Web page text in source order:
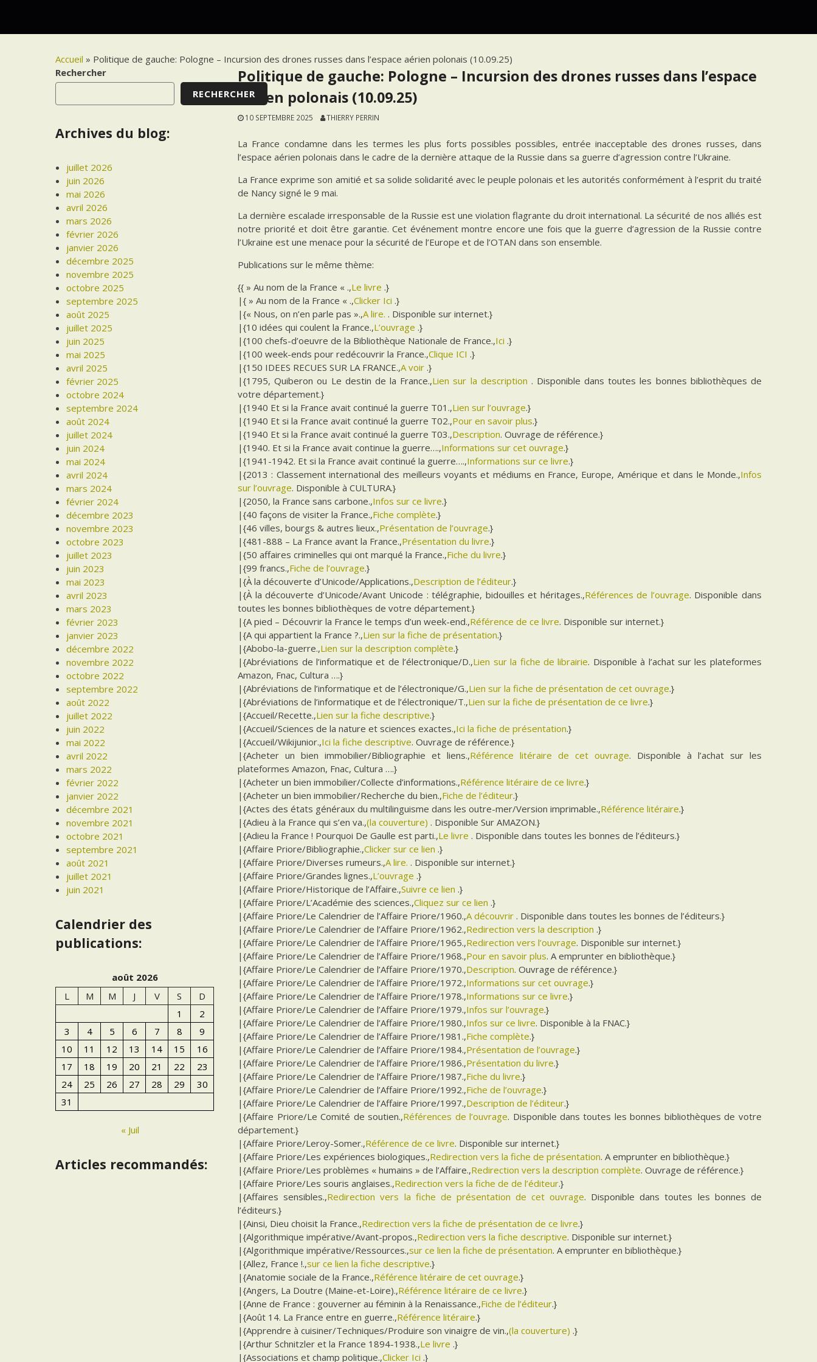
Accueil » Politique de gauche: Pologne – Incursion des drones russes dans l’espace aérien polonais (10.09.25)
Politique de gauche: Pologne – Incursion des drones russes dans l’espace
aérien polonais (10.09.25)
10 SEPTEMBRE 2025 THIERRY PERRIN
La France condamne dans les termes les plus forts possibles possibles, entrée inacceptable des drones russes, dans
l’espace aérien polonais dans le cadre de la dernière attaque de la Russie dans sa guerre d’agression contre l’Ukraine.
La France exprime son amitié et sa solide solidarité avec le peuple polonais et les autorités conformément à l’esprit du traité
de Nancy signé le 9 mai.
La dernière escalade irresponsable de la Russie est une violation flagrante du droit international. La sécurité de nos alliés est
notre priorité et doit être garantie. Cet événement montre encore une fois que la guerre d’agression de la Russie contre
l’Ukraine est une menace pour la sécurité de l’Europe et de l’OTAN dans son ensemble.
Publications sur le même thème:
{{ » Au nom de la France « .,Le livre .}
|{ » Au nom de la France « .,Clicker Ici .}
|{« Nous, on n’en parle pas ».,A lire. . Disponible sur internet.}
|{10 idées qui coulent la France.,L’ouvrage .}
|{100 chefs-d’oeuvre de la Bibliothèque Nationale de France.,Ici .}
|{100 week-ends pour redécouvrir la France.,Clique ICI .}
|{150 IDEES RECUES SUR LA FRANCE.,A voir .}
|{1795, Quiberon ou Le destin de la France.,Lien sur la description . Disponible dans toutes les bonnes bibliothèques de
votre département.}
|{1940 Et si la France avait continué la guerre T01.,Lien sur l’ouvrage.}
|{1940 Et si la France avait continué la guerre T02.,Pour en savoir plus.}
|{1940 Et si la France avait continué la guerre T03.,Description. Ouvrage de référence.}
|{1940. Et si la France avait continue la guerre….,Informations sur cet ouvrage.}
|{1941-1942. Et si la France avait continué la guerre….,Informations sur ce livre.}
|{2013 : Classement international des meilleurs voyants et médiums en France, Europe, Amérique et dans le Monde.,Infos
sur l’ouvrage. Disponible à CULTURA.}
|{2050, la France sans carbone.,Infos sur ce livre.}
|{40 façons de visiter la France.,Fiche complète.}
|{46 villes, bourgs & autres lieux.,Présentation de l’ouvrage.}
|{481-888 – La France avant la France.,Présentation du livre.}
|{50 affaires criminelles qui ont marqué la France.,Fiche du livre.}
|{99 francs.,Fiche de l’ouvrage.}
|{À la découverte d’Unicode/Applications.,Description de l’éditeur.}
|{À la découverte d’Unicode/Avant Unicode : télégraphie, bidouilles et héritages.,Références de l’ouvrage. Disponible dans
toutes les bonnes bibliothèques de votre département.}
|{A pied – Découvrir la France le temps d’un week-end.,Référence de ce livre. Disponible sur internet.}
|{A qui appartient la France ?.,Lien sur la fiche de présentation.}
|{Abobo-la-guerre.,Lien sur la description complète.}
|{Abréviations de l’informatique et de l’électronique/D.,Lien sur la fiche de librairie. Disponible à l’achat sur les plateformes
Amazon, Fnac, Cultura ….}
|{Abréviations de l’informatique et de l’électronique/G.,Lien sur la fiche de présentation de cet ouvrage.}
|{Abréviations de l’informatique et de l’électronique/T.,Lien sur la fiche de présentation de ce livre.}
|{Accueil/Recette.,Lien sur la fiche descriptive.}
|{Accueil/Sciences de la nature et sciences exactes.,Ici la fiche de présentation.}
|{Accueil/Wikijunior.,Ici la fiche descriptive. Ouvrage de référence.}
|{Acheter un bien immobilier/Bibliographie et liens.,Référence litéraire de cet ouvrage. Disponible à l’achat sur les
plateformes Amazon, Fnac, Cultura ….}
|{Acheter un bien immobilier/Collecte d’informations.,Référence litéraire de ce livre.}
|{Acheter un bien immobilier/Recherche du bien.,Fiche de l’éditeur.}
|{Actes des états généraux du multilinguisme dans les outre-mer/Version imprimable.,Référence litéraire.}
|{Adieu à la France qui s’en va.,(la couverture) . Disponible Sur AMAZON.}
|{Adieu la France ! Pourquoi De Gaulle est parti.,Le livre . Disponible dans toutes les bonnes de l’éditeurs.}
|{Affaire Priore/Bibliographie.,Clicker sur ce lien .}
|{Affaire Priore/Diverses rumeurs.,A lire. . Disponible sur internet.}
|{Affaire Priore/Grandes lignes.,L’ouvrage .}
|{Affaire Priore/Historique de l’Affaire.,Suivre ce lien .}
|{Affaire Priore/L’Académie des sciences.,Cliquez sur ce lien .}
|{Affaire Priore/Le Calendrier de l’Affaire Priore/1960.,A découvrir . Disponible dans toutes les bonnes de l’éditeurs.}
|{Affaire Priore/Le Calendrier de l’Affaire Priore/1962.,Redirection vers la description .}
|{Affaire Priore/Le Calendrier de l’Affaire Priore/1965.,Redirection vers l’ouvrage. Disponible sur internet.}
|{Affaire Priore/Le Calendrier de l’Affaire Priore/1968.,Pour en savoir plus. A emprunter en bibliothèque.}
|{Affaire Priore/Le Calendrier de l’Affaire Priore/1970.,Description. Ouvrage de référence.}
|{Affaire Priore/Le Calendrier de l’Affaire Priore/1972.,Informations sur cet ouvrage.}
|{Affaire Priore/Le Calendrier de l’Affaire Priore/1978.,Informations sur ce livre.}
|{Affaire Priore/Le Calendrier de l’Affaire Priore/1979.,Infos sur l’ouvrage.}
|{Affaire Priore/Le Calendrier de l’Affaire Priore/1980.,Infos sur ce livre. Disponible à la FNAC.}
|{Affaire Priore/Le Calendrier de l’Affaire Priore/1981.,Fiche complète.}
|{Affaire Priore/Le Calendrier de l’Affaire Priore/1984.,Présentation de l’ouvrage.}
|{Affaire Priore/Le Calendrier de l’Affaire Priore/1986.,Présentation du livre.}
|{Affaire Priore/Le Calendrier de l’Affaire Priore/1987.,Fiche du livre.}
|{Affaire Priore/Le Calendrier de l’Affaire Priore/1992.,Fiche de l’ouvrage.}
|{Affaire Priore/Le Calendrier de l’Affaire Priore/1997.,Description de l’éditeur.}
|{Affaire Priore/Le Comité de soutien.,Références de l’ouvrage. Disponible dans toutes les bonnes bibliothèques de votre
département.}
|{Affaire Priore/Leroy-Somer.,Référence de ce livre. Disponible sur internet.}
|{Affaire Priore/Les expériences biologiques.,Redirection vers la fiche de présentation. A emprunter en bibliothèque.}
|{Affaire Priore/Les problèmes « humains » de l’Affaire.,Redirection vers la description complète. Ouvrage de référence.}
|{Affaire Priore/Les souris anglaises.,Redirection vers la fiche de de l’éditeur.}
|{Affaires sensibles.,Redirection vers la fiche de présentation de cet ouvrage. Disponible dans toutes les bonnes de
l’éditeurs.}
|{Ainsi, Dieu choisit la France.,Redirection vers la fiche de présentation de ce livre.}
|{Algorithmique impérative/Avant-propos.,Redirection vers la fiche descriptive. Disponible sur internet.}
|{Algorithmique impérative/Ressources.,sur ce lien la fiche de présentation. A emprunter en bibliothèque.}
|{Allez, France !.,sur ce lien la fiche descriptive.}
|{Anatomie sociale de la France.,Référence litéraire de cet ouvrage.}
|{Angers, La Doutre (Maine-et-Loire).,Référence litéraire de ce livre.}
|{Anne de France : gouverner au féminin à la Renaissance.,Fiche de l’éditeur.}
|{Août 14. La France entre en guerre.,Référence litéraire.}
|{Apprendre à cuisiner/Techniques/Produire son vinaigre de vin.,(la couverture) .}
|{Arthur Schnitzler et la France 1894-1938.,Le livre .}
|{Associations et champ politique.,Clicker Ici .}
Rechercher
RECHERCHER
Archives du blog:
juillet 2026
juin 2026
mai 2026
avril 2026
mars 2026
février 2026
janvier 2026
décembre 2025
novembre 2025
octobre 2025
septembre 2025
août 2025
juillet 2025
juin 2025
mai 2025
avril 2025
février 2025
octobre 2024
septembre 2024
août 2024
juillet 2024
juin 2024
mai 2024
avril 2024
mars 2024
février 2024
décembre 2023
novembre 2023
octobre 2023
juillet 2023
juin 2023
mai 2023
avril 2023
mars 2023
février 2023
janvier 2023
décembre 2022
novembre 2022
octobre 2022
septembre 2022
août 2022
juillet 2022
juin 2022
mai 2022
avril 2022
mars 2022
février 2022
janvier 2022
décembre 2021
novembre 2021
octobre 2021
septembre 2021
août 2021
juillet 2021
juin 2021
Calendrier des
publications:
août 2026
L
M M J V S
D
1
2
3
4 5 6 7 8
9
10
11 12 13 14 15
16
17
18 19 20 21 22
23
24
25 26 27 28 29
30
31
« Juil
Articles recommandés: